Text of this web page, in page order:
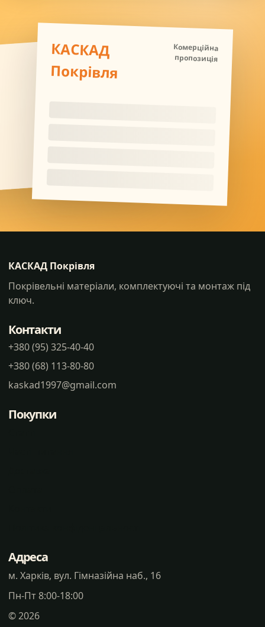
КАСКАД
Покрівля
Комерційна
пропозиція
КАСКАД Покрівля
Покрівельні матеріали, комплектуючі та монтаж під
ключ.
Контакти
+380 (95) 325-40-40
+380 (68) 113-80-80
kaskad1997@gmail.com
Покупки
Адреса
м. Харків, вул. Гімназійна наб., 16
Пн-Пт 8:00-18:00
©2026